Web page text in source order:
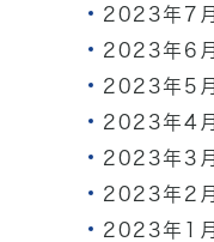
2023年7月
2023年6月
2023年5月
2023年4月
2023年3月
2023年2月
2023年1月